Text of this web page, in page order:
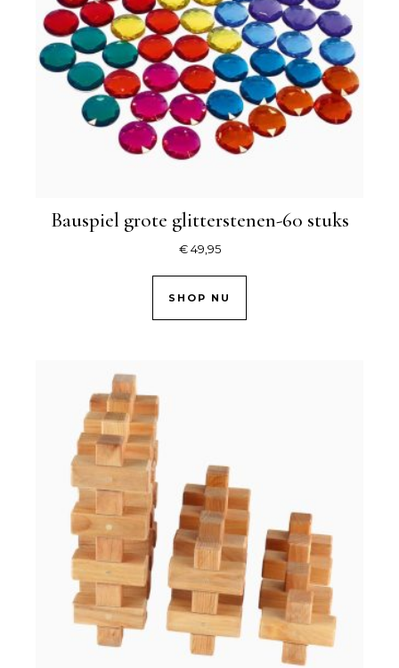
Bauspiel grote glitterstenen-60 stuks
€49,95
SHOP NU